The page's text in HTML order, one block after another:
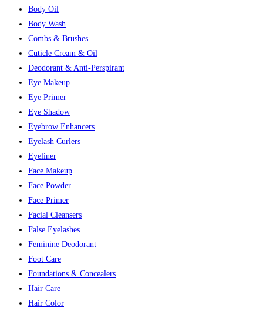
Body Oil
Body Wash
Combs & Brushes
Cuticle Cream & Oil
Deodorant & Anti-Perspirant
Eye Makeup
Eye Primer
Eye Shadow
Eyebrow Enhancers
Eyelash Curlers
Eyeliner
Face Makeup
Face Powder
Face Primer
Facial Cleansers
False Eyelashes
Feminine Deodorant
Foot Care
Foundations & Concealers
Hair Care
Hair Color